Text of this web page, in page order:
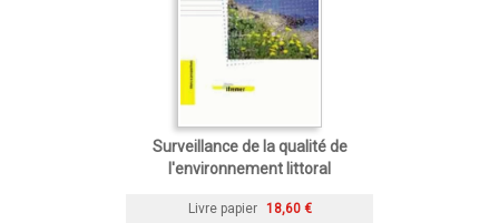
Surveillance de la qualité de
l'environnement littoral
Livre papier 18,60 €